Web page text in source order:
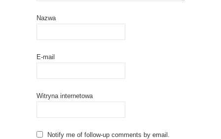
Nazwa
E-mail
Witryna internetowa
Notify me of follow-up comments by email.